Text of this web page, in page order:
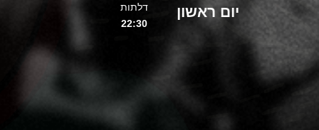
יום ראשון
דלתות
22:30